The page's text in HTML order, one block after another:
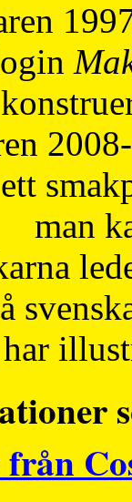
man
har